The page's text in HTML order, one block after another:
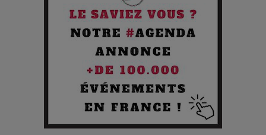
Pourquoi les Petites Entreprises Créatives Deviennent les
Cibles des Hackers
Les 3 meilleures destinations pour des vacances sportives
Quand l'Opéra Rencontre l'IA : Lola Volonakis, l'Artiste du
Paradoxe qui Chante le Futur